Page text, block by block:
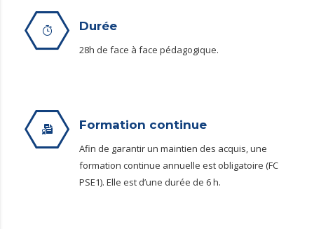
Durée
28h de face à face pédagogique.
Formation continue
Afin de garantir un maintien des acquis, une
formation continue annuelle est obligatoire (FC
PSE1). Elle est d’une durée de 6 h.